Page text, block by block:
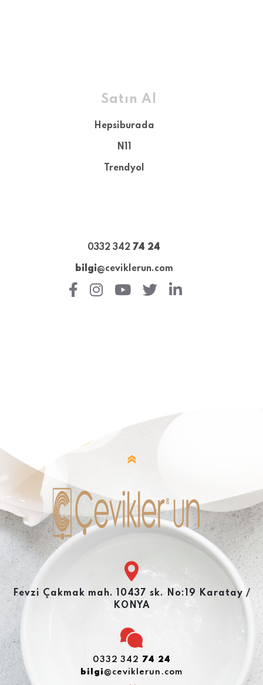
Satın Al
Hepsiburada
N11
Trendyol
0332 342 74 24
bilgi@ceviklerun.com
Fevzi Çakmak mah. 10437 sk. No:19 Karatay /
KONYA
0332 342 74 24
bilgi @ceviklerun.com